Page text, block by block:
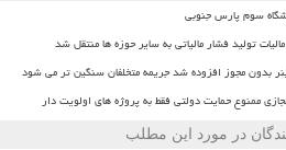
سوم پارس جنوبی
بدون مجوز افزوده شد جریمه متخلفان سنگین تر می شود
ممنوع حمایت دولتی فقط به پروژه های اولویت دار
در مورد این مطلب